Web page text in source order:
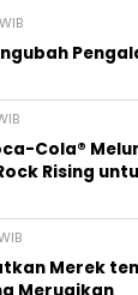
Cola®
Rising
Merek
Merugikan